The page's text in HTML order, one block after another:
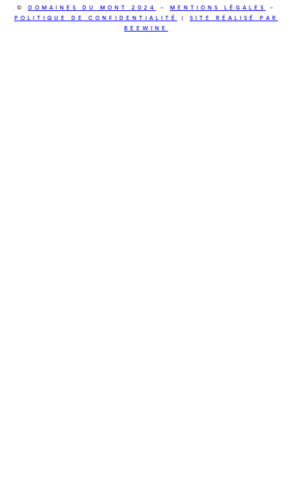
© DOMAINES DU MONT 2024 – MENTIONS LÉGALES –
POLITIQUE DE CONFIDENTIALITÉ SITE RÉALISÉ PAR
BEEWINE